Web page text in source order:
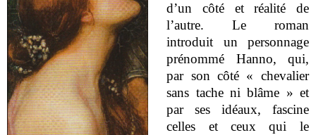
d’un côté et réalité de
l’autre. Le roman
introduit un personnage
prénommé Hanno, qui,
par son côté « chevalier
sans tache ni blâme » et
par ses idéaux, fascine
celles et ceux qui le